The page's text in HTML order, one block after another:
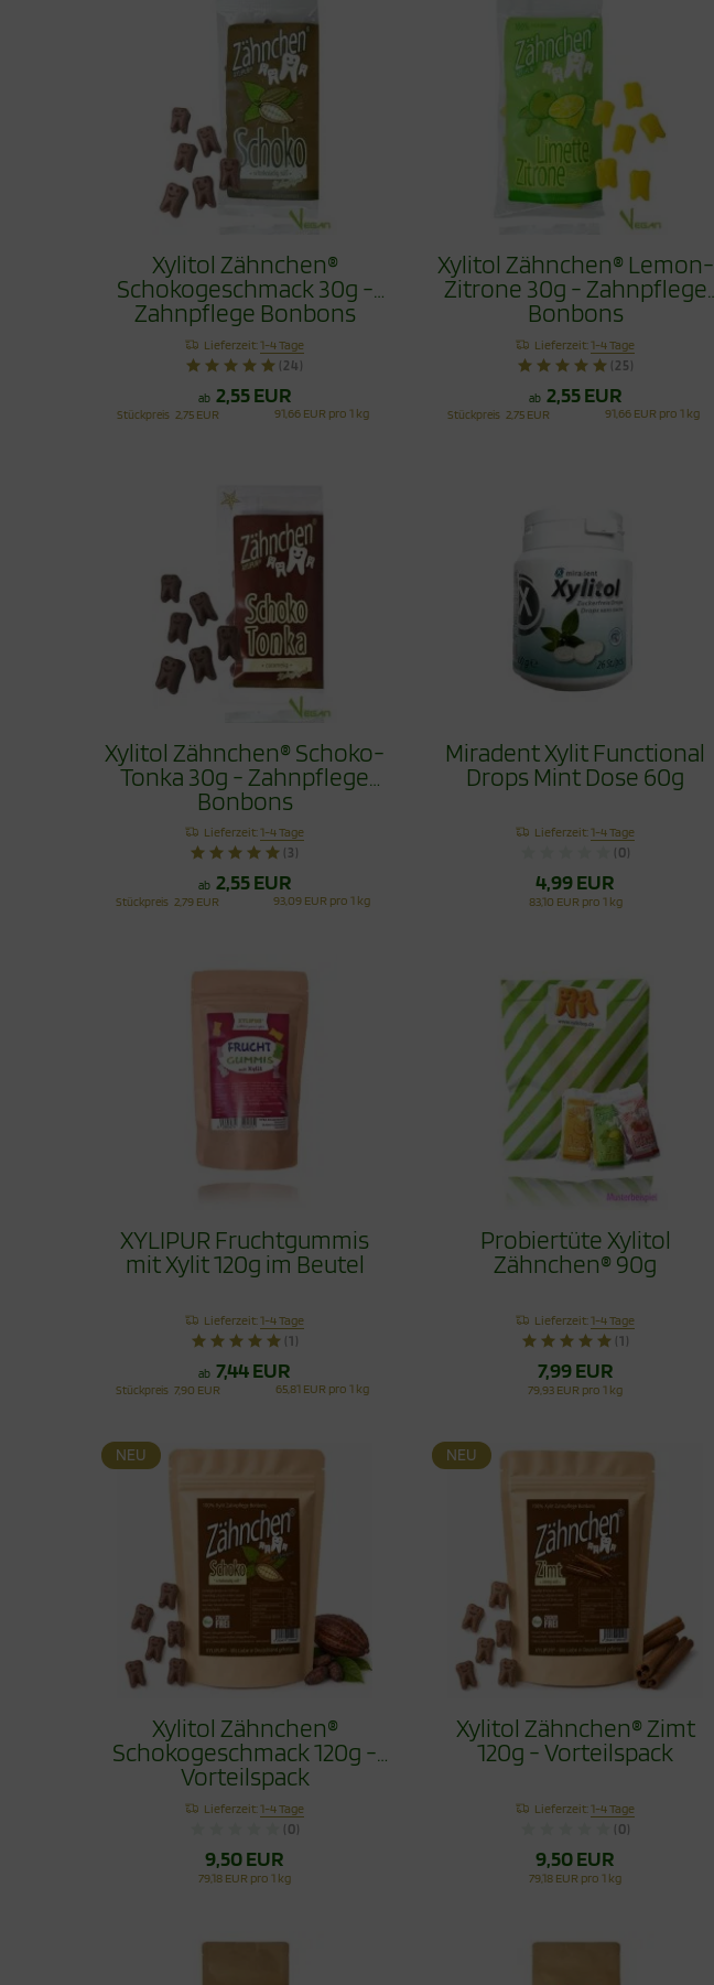
Xylitol Zähnchen®
Schokogeschmack 30g -
Zahnpflege Bonbons
Lieferzeit:1-4 Tage
(24)
ab 2,55 EUR
Stückpreis 2,75 EUR 91,66 EUR pro 1 kg
Xylitol Zähnchen® Lemon-
Zitrone 30g - Zahnpflege
Bonbons
Lieferzeit:1-4 Tage
(25)
ab 2,55 EUR
Stückpreis 2,75 EUR 91,66 EUR pro 1 kg
Xylitol Zähnchen® Schoko-
Tonka 30g - Zahnpflege
Bonbons
Lieferzeit:1-4 Tage
(3)
ab 2,55 EUR
Stückpreis 2,79 EUR 93,09 EUR pro 1 kg
Miradent Xylit Functional
Drops Mint Dose 60g
Lieferzeit:1-4 Tage
(0)
4,99 EUR
83,10 EUR pro 1 kg
XYLIPUR Fruchtgummis
mit Xylit 120g im Beutel
Lieferzeit:1-4 Tage
(1)
ab 7,44 EUR
Stückpreis 7,90 EUR 65,81 EUR pro 1 kg
Probiertüte Xylitol
Zähnchen® 90g
Lieferzeit:1-4 Tage
(1)
7,99 EUR
79,93 EUR pro 1 kg
NEU
Xylitol Zähnchen®
Schokogeschmack 120g -
Vorteilspack
Lieferzeit:1-4 Tage
(0)
9,50 EUR
79,18 EUR pro 1 kg
NEU
Xylitol Zähnchen® Zimt
120g - Vorteilspack
Lieferzeit:1-4 Tage
(0)
9,50 EUR
79,18 EUR pro 1 kg